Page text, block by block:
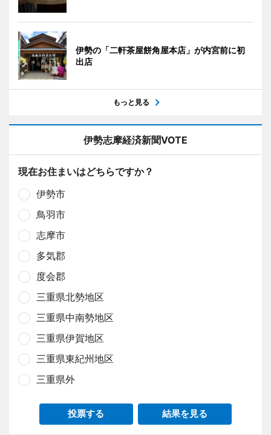
伊勢の「二軒茶屋餅角屋本店」が内宮前に初
出店
もっと見る
伊勢志摩経済新聞VOTE
現在お住まいはどちらですか？
伊勢市
鳥羽市
志摩市
多気郡
度会郡
三重県北勢地区
三重県中南勢地区
三重県伊賀地区
三重県東紀州地区
三重県外
投票する 結果を見る